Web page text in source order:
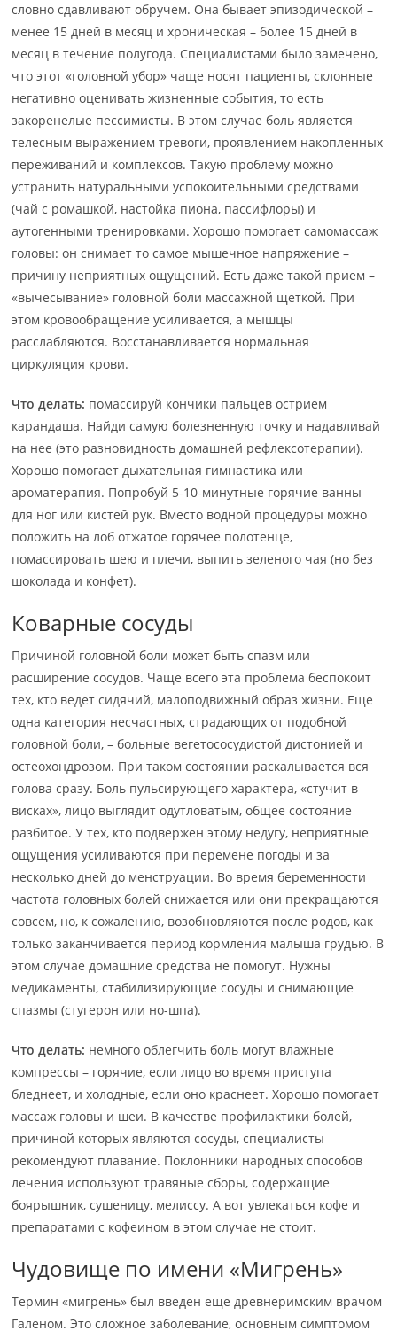
словно сдавливают обручем. Она бывает эпизодической –
менее 15 дней в месяц и хроническая – более 15 дней в
месяц в течение полугода. Специалистами было замечено,
что этот «головной убор» чаще носят пациенты, склонные
негативно оценивать жизненные события, то есть
закоренелые пессимисты. В этом случае боль является
телесным выражением тревоги, проявлением накопленных
переживаний и комплексов. Такую проблему можно
устранить натуральными успокоительными средствами
(чай с ромашкой, настойка пиона, пассифлоры) и
аутогенными тренировками. Хорошо помогает самомассаж
головы: он снимает то самое мышечное напряжение –
причину неприятных ощущений. Есть даже такой прием –
«вычесывание» головной боли массажной щеткой. При
этом кровообращение усиливается, а мышцы
расслабляются. Восстанавливается нормальная
циркуляция крови.
Что делать: помассируй кончики пальцев острием
карандаша. Найди самую болезненную точку и надавливай
на нее (это разновидность домашней рефлексотерапии).
Хорошо помогает дыхательная гимнастика или
ароматерапия. Попробуй 5-10-минутные горячие ванны
для ног или кистей рук. Вместо водной процедуры можно
положить на лоб отжатое горячее полотенце,
помассировать шею и плечи, выпить зеленого чая (но без
шоколада и конфет).
Коварные сосуды
Причиной головной боли может быть спазм или
расширение сосудов. Чаще всего эта проблема беспокоит
тех, кто ведет сидячий, малоподвижный образ жизни. Еще
одна категория несчастных, страдающих от подобной
головной боли, – больные вегетососудистой дистонией и
остеохондрозом. При таком состоянии раскалывается вся
голова сразу. Боль пульсирующего характера, «стучит в
висках», лицо выглядит одутловатым, общее состояние
разбитое. У тех, кто подвержен этому недугу, неприятные
ощущения усиливаются при перемене погоды и за
несколько дней до менструации. Во время беременности
частота головных болей снижается или они прекращаются
совсем, но, к сожалению, возобновляются после родов, как
только заканчивается период кормления малыша грудью. В
этом случае домашние средства не помогут. Нужны
медикаменты, стабилизирующие сосуды и снимающие
спазмы (стугерон или но-шпа).
Что делать: немного облегчить боль могут влажные
компрессы – горячие, если лицо во время приступа
бледнеет, и холодные, если оно краснеет. Хорошо помогает
массаж головы и шеи. В качестве профилактики болей,
причиной которых являются сосуды, специалисты
рекомендуют плавание. Поклонники народных способов
лечения используют травяные сборы, содержащие
боярышник, сушеницу, мелиссу. А вот увлекаться кофе и
препаратами с кофеином в этом случае не стоит.
Чудовище по имени «Мигрень»
Термин «мигрень» был введен еще древнеримским врачом
Галеном. Это сложное заболевание, основным симптомом